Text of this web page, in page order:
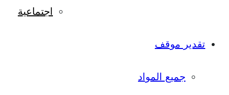
اجتماعية
تقدير موقف
جميع المواد